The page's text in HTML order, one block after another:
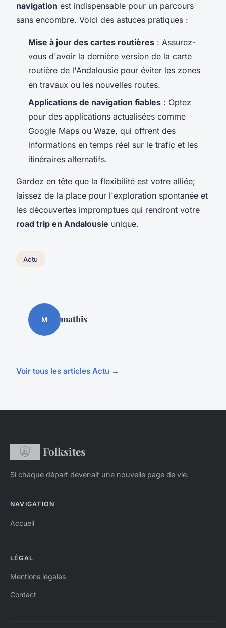
navigation est indispensable pour un parcours
sans encombre. Voici des astuces pratiques :
Mise à jour des cartes routières : Assurez-
vous d'avoir la dernière version de la carte
routière de l'Andalousie pour éviter les zones
en travaux ou les nouvelles routes.
Applications de navigation fiables : Optez
pour des applications actualisées comme
Google Maps ou Waze, qui offrent des
informations en temps réel sur le trafic et les
itinéraires alternatifs.
Gardez en tête que la flexibilité est votre alliée;
laissez de la place pour l'exploration spontanée et
les découvertes impromptues qui rendront votre
road trip en Andalousie unique.
Actu
M mathis
Voir tous les articles Actu →
Folksites
Si chaque départ devenait une nouvelle page de vie.
NAVIGATION
Accueil
LÉGAL
Mentions légales
Contact